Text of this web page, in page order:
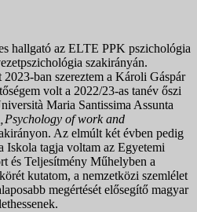
hallgató az ELTE PPK pszichológia
szakirányán.
ban szereztem a Károli Gáspár
volt a 2022/23-as tanév őszi
Maria Santissima Assunta
of work and
Az elmúlt két évben pedig
tagja voltam az Egyetemi
és Teljesítmény Műhelyben a
kutatom, a nemzetközi szemlélet
megértését elősegítő magyar